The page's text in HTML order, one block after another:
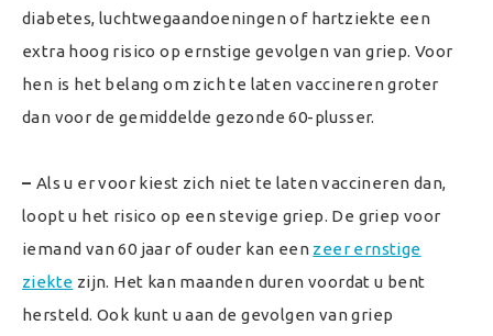
diabetes, luchtwegaandoeningen of hartziekte een
extra hoog risico op ernstige gevolgen van griep. Voor
hen is het belang om zich te laten vaccineren groter
dan voor de gemiddelde gezonde 60-plusser.
– Als u er voor kiest zich niet te laten vaccineren dan,
loopt u het risico op een stevige griep. De griep voor
iemand van 60 jaar of ouder kan een zeer ernstige
ziekte zijn. Het kan maanden duren voordat u bent
hersteld. Ook kunt u aan de gevolgen van griep